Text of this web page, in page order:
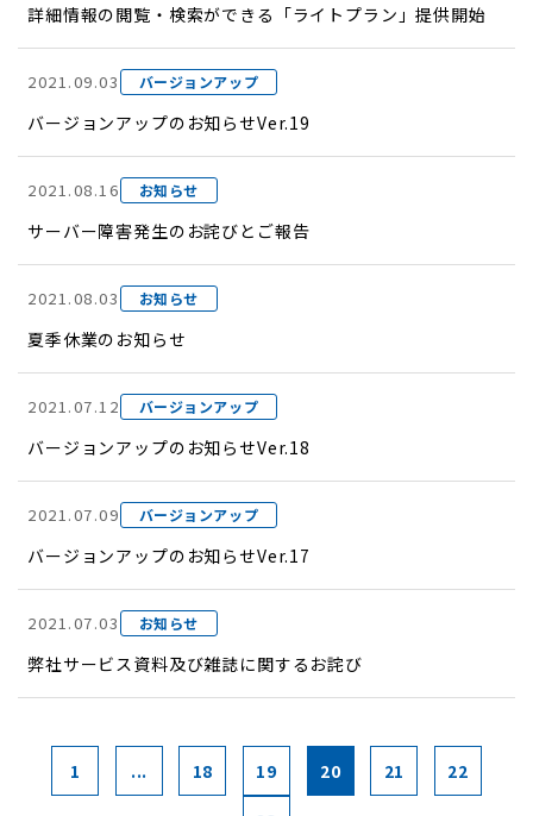
詳細情報の閲覧・検索ができる「ライトプラン」提供開始
2021.09.03 バージョンアップ
バージョンアップのお知らせVer.19
2021.08.16 お知らせ
サーバー障害発生のお詫びとご報告
2021.08.03 お知らせ
夏季休業のお知らせ
2021.07.12 バージョンアップ
バージョンアップのお知らせVer.18
2021.07.09 バージョンアップ
バージョンアップのお知らせVer.17
2021.07.03 お知らせ
弊社サービス資料及び雑誌に関するお詫び
1 ... 18 19 20 21 22